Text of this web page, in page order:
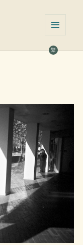
繁
挂件